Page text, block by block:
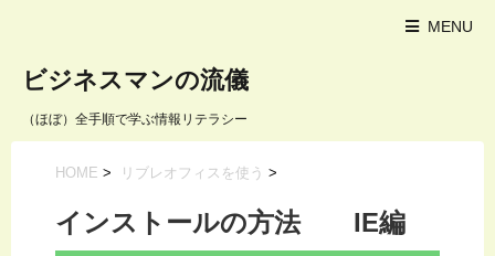
MENU
ビジネスマンの流儀
（ほぼ）全手順で学ぶ情報リテラシー
HOME > リブレオフィスを使う >
インストールの方法 IE編